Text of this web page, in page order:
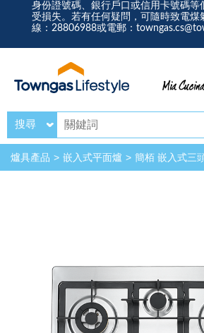
身份證號碼、銀行戶口或信用卡號碼等
受損失。若有任何疑問，可隨時致電煤
線：28806988或電郵：
搜尋
爐具產品 嵌入式平面爐 簡栢 嵌入式三